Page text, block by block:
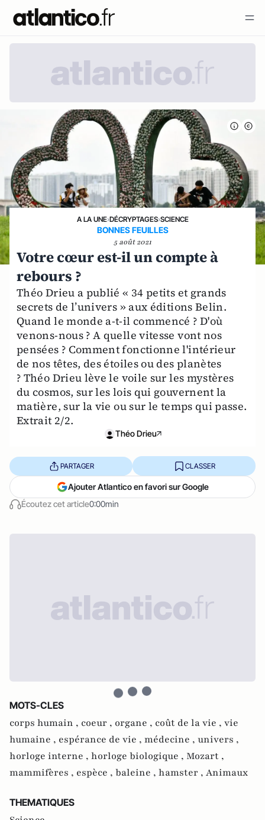
A LA UNE›DÉCRYPTAGES›SCIENCE
BONNES FEUILLES
5 août 2021
Votre cœur est-il un compte à
rebours ?
Théo Drieu a publié « 34 petits et grands
secrets de l’univers » aux éditions Belin.
Quand le monde a-t-il commencé ? D'où
venons-nous ? A quelle vitesse vont nos
pensées ? Comment fonctionne l'intérieur
de nos têtes, des étoiles ou des planètes
? Théo Drieu lève le voile sur les mystères
du cosmos, sur les lois qui gouvernent la
matière, sur la vie ou sur le temps qui passe.
Extrait 2/2.
Théo Drieu
Écoutez cet article0:00min
PARTAGER CLASSER
Ajouter Atlantico en favori sur Google
MOTS-CLES
corps humain , coeur , organe , coût de la vie , vie
humaine , espérance de vie , médecine , univers ,
horloge interne , horloge biologique , Mozart ,
mammifères , espèce , baleine , hamster , Animaux
THEMATIQUES